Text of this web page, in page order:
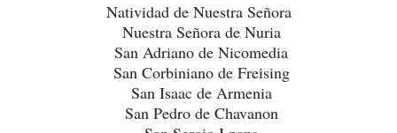
Natividad de Nuestra Señora
Nuestra Señora de Nuria
San Adriano de Nicomedia
San Corbiniano de Freising
San Isaac de Armenia
San Pedro de Chavanon